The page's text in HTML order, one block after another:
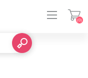
(0)